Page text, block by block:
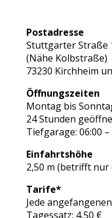
Postadresse
Stuttgarter Straße
(Nähe Kolbstraße)
73230 Kirchheim
Öffnungszeiten
Montag bis
24 Stunden
Tiefgarage: 06:00 –
Einfahrtshöhe
2,50 m (betrifft nur
Tarife*
Jede
Tagessatz: 4,50 €